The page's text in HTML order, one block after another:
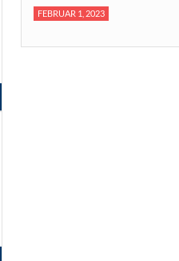
FEBRUAR 1, 2023